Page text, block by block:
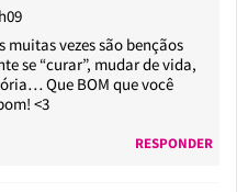
muitas vezes são bençãos
se “curar”, mudar de vida,
Que BOM que você
<3
RESPONDER